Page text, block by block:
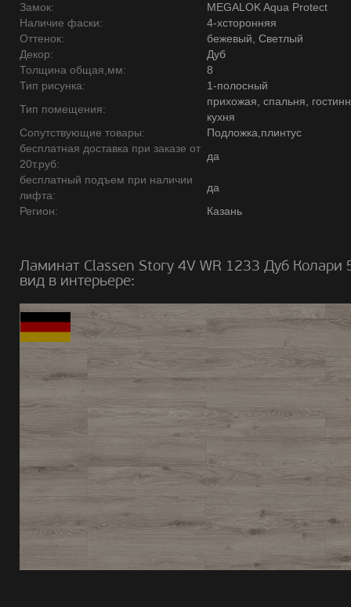
Замок:
MEGALOK Aqua Protect
Наличие фаски:
4-хсторонняя
Оттенок:
бежевый, Светлый
Декор:
Дуб
Толщина общая,мм:
8
Тип рисунка:
1-полосный
Тип помещения:
прихожая, спальня,
кухня
Сопутствующие товары:
Подложка,плинтус
бесплатная доставка при заказе от
20т.руб:
да
бесплатный подъем при наличии
лифта:
да
Регион:
Казань
Ламинат Classen Story 4V WR 1233 Дуб Колари
вид в интерьере: